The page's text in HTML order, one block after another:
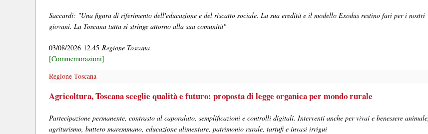
Saccardi: "Una figura di riferimento dell'educazione e del riscatto sociale. La sua eredità e il modello Exodus restino fari per i nostri
giovani. La Toscana tutta si stringe attorno alla sua comunità"
03/08/2026 12.45Regione Toscana
[Commemorazioni]
Regione Toscana
Agricoltura, Toscana sceglie qualità e futuro: proposta di legge organica per mondo rurale
Partecipazione permanente, contrasto al caporalato, semplificazioni e controlli digitali. Interventi anche per vivai e benessere animale,
agriturismo, buttero maremmano, educazione alimentare, patrimonio rurale, tartufi e invasi irrigui